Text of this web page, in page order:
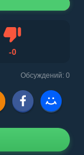
-0Не нравится
Обсуждений: 0